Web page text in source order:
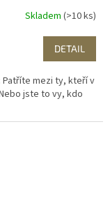
Skladem (>10 ks)
DETAIL
Patříte mezi ty, kteří v
jste to vy, kdo